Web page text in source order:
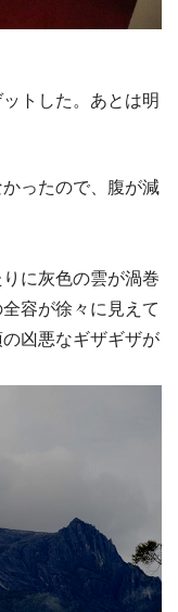
トした。あとは明
ったので、腹が減
に灰色の雲が渦巻
容が徐々に見えて
凶悪なギザギザが